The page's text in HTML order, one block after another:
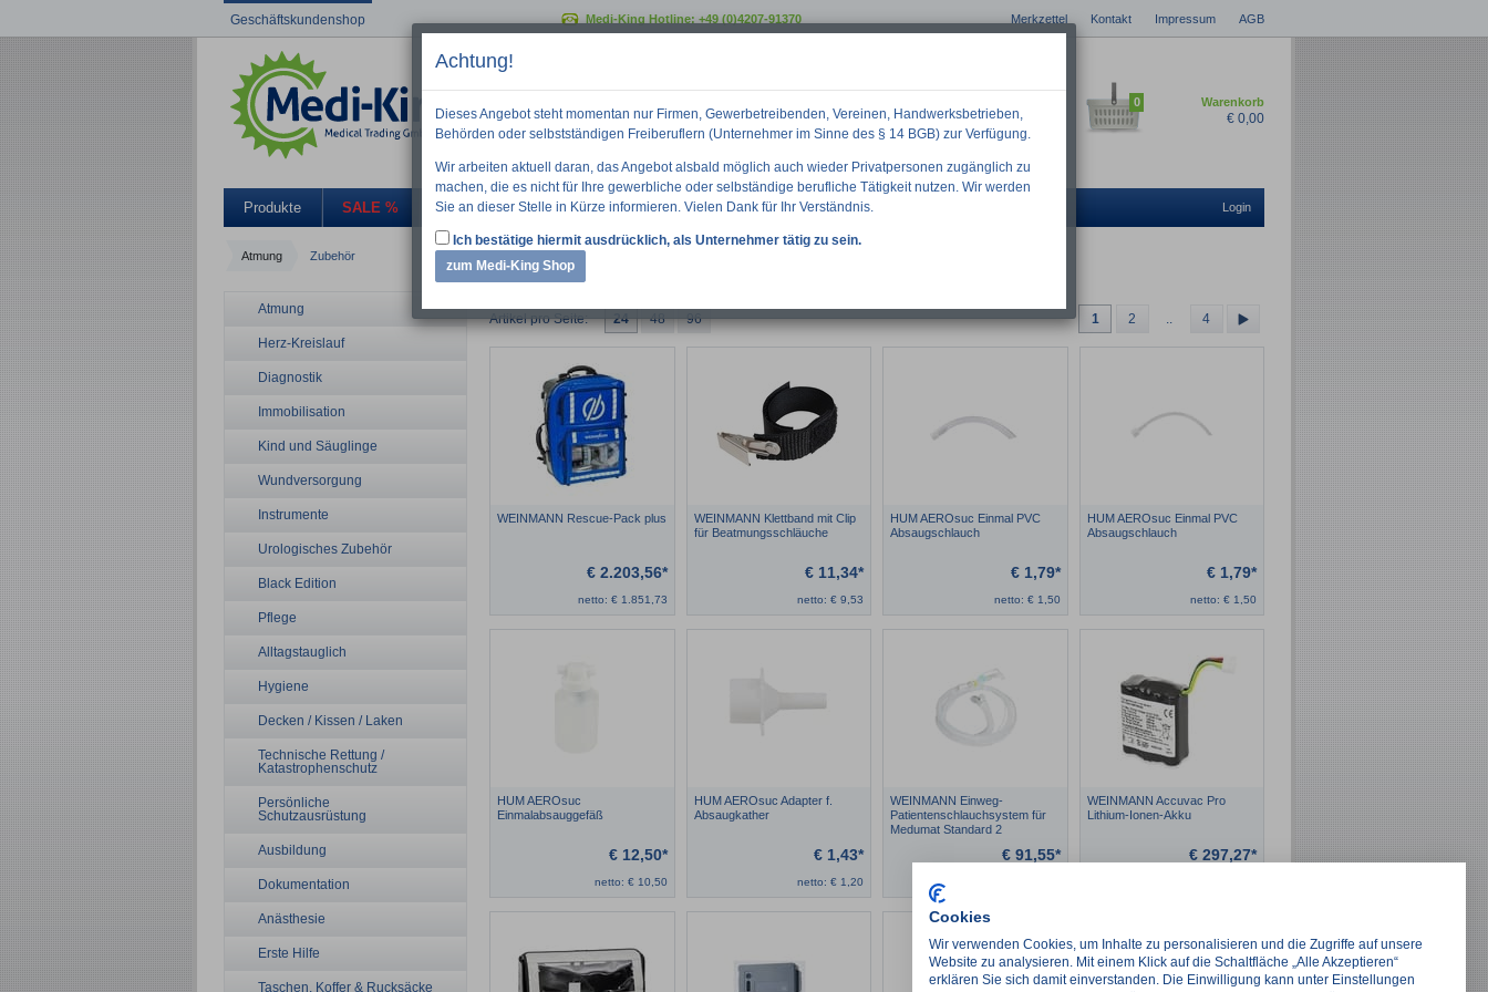
Geschäftskundenshop Medi-King Hotline: +49 (0)4207-91370 Merkzettel Kontakt Impressum AGB
GO
Warenkorb
0
€ 0,00
Produkte SALE % Aktuelle Informationen Downloads Über uns Login
Atmung Zubehör
Atmung
Herz-Kreislauf
Diagnostik
Immobilisation
Kind und Säuglinge
Wundversorgung
Instrumente
Urologisches Zubehör
Black Edition
Pflege
Alltagstauglich
Hygiene
Decken / Kissen / Laken
Technische Rettung /
Katastrophenschutz
Persönliche
Schutzausrüstung
Ausbildung
Dokumentation
Anästhesie
Erste Hilfe
Taschen, Koffer & Rucksäcke
Artikel pro Seite: 24 48 96 1 2 .. 4
WEINMANN Rescue-Pack plus
€2.203,56*
netto: €1.851,73
WEINMANN Klettband mit Clip
für Beatmungsschläuche
€ 11,34*
netto: € 9,53
HUM AEROsuc Einmal PVC
Absaugschlauch
€1,79*
netto: €1,50
HUM AEROsuc Einmal PVC
Absaugschlauch
€ 1,79*
netto: € 1,50
HUM AEROsuc
Einmalabsauggefäß
€12,50*
netto: €10,50
HUM AEROsuc Adapter f.
Absaugkather
€ 1,43*
netto: € 1,20
WEINMANN Einweg-
Patientenschlauchsystem für
Medumat Standard 2
€91,55*
WEINMANN Accuvac Pro
Lithium-Ionen-Akku
€ 297,27*
Achtung!
Dieses Angebot steht momentan nur Firmen, Gewerbetreibenden, Vereinen, Handwerksbetrieben,
Behörden oder selbstständigen Freiberuflern (Unternehmer im Sinne des § 14 BGB) zur Verfügung.
Wir arbeiten aktuell daran, das Angebot alsbald möglich auch wieder Privatpersonen zugänglich zu
machen, die es nicht für Ihre gewerbliche oder selbständige berufliche Tätigkeit nutzen. Wir werden
Sie an dieser Stelle in Kürze informieren. Vielen Dank für Ihr Verständnis.
Ich bestätige hiermit ausdrücklich, als Unternehmer tätig zu sein.
zum Medi-King Shop
Cookies
Wir verwenden Cookies, um Inhalte zu personalisieren und die Zugriffe auf unsere
Website zu analysieren. Mit einem Klick auf die Schaltfläche „Alle Akzeptieren“
erklären Sie sich damit einverstanden. Die Einwilligung kann unter Einstellungen